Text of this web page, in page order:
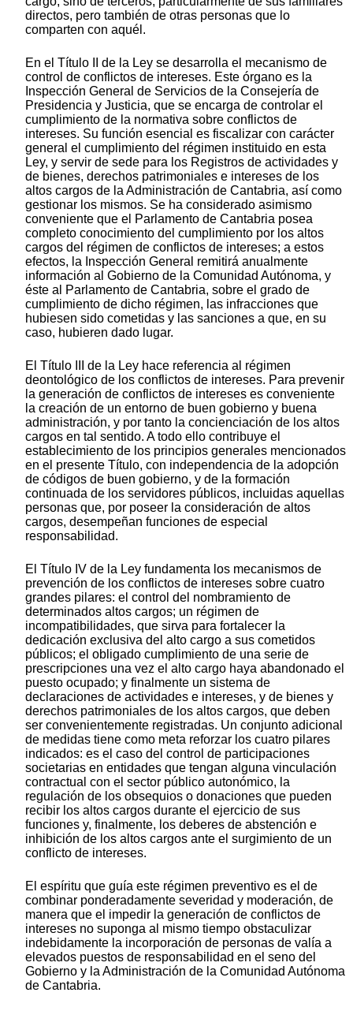
directos, pero también de otras personas que lo
comparten con aquél.
En el Título II de la Ley se desarrolla el mecanismo de
control de conflictos de intereses. Este órgano es la
Inspección General de Servicios de la Consejería de
Presidencia y Justicia, que se encarga de controlar el
cumplimiento de la normativa sobre conflictos de
intereses. Su función esencial es fiscalizar con carácter
general el cumplimiento del régimen instituido en esta
Ley, y servir de sede para los Registros de actividades y
de bienes, derechos patrimoniales e intereses de los
altos cargos de la Administración de Cantabria, así como
gestionar los mismos. Se ha considerado asimismo
conveniente que el Parlamento de Cantabria posea
completo conocimiento del cumplimiento por los altos
cargos del régimen de conflictos de intereses; a estos
efectos, la Inspección General remitirá anualmente
información al Gobierno de la Comunidad Autónoma, y
éste al Parlamento de Cantabria, sobre el grado de
cumplimiento de dicho régimen, las infracciones que
hubiesen sido cometidas y las sanciones a que, en su
caso, hubieren dado lugar.
El Título III de la Ley hace referencia al régimen
deontológico de los conflictos de intereses. Para prevenir
la generación de conflictos de intereses es conveniente
la creación de un entorno de buen gobierno y buena
administración, y por tanto la concienciación de los altos
cargos en tal sentido. A todo ello contribuye el
establecimiento de los principios generales mencionados
en el presente Título, con independencia de la adopción
de códigos de buen gobierno, y de la formación
continuada de los servidores públicos, incluidas aquellas
personas que, por poseer la consideración de altos
cargos, desempeñan funciones de especial
responsabilidad.
El Título IV de la Ley fundamenta los mecanismos de
prevención de los conflictos de intereses sobre cuatro
grandes pilares: el control del nombramiento de
determinados altos cargos; un régimen de
incompatibilidades, que sirva para fortalecer la
dedicación exclusiva del alto cargo a sus cometidos
públicos; el obligado cumplimiento de una serie de
prescripciones una vez el alto cargo haya abandonado el
puesto ocupado; y finalmente un sistema de
declaraciones de actividades e intereses, y de bienes y
derechos patrimoniales de los altos cargos, que deben
ser convenientemente registradas. Un conjunto adicional
de medidas tiene como meta reforzar los cuatro pilares
indicados: es el caso del control de participaciones
societarias en entidades que tengan alguna vinculación
contractual con el sector público autonómico, la
regulación de los obsequios o donaciones que pueden
recibir los altos cargos durante el ejercicio de sus
funciones y, finalmente, los deberes de abstención e
inhibición de los altos cargos ante el surgimiento de un
conflicto de intereses.
El espíritu que guía este régimen preventivo es el de
combinar ponderadamente severidad y moderación, de
manera que el impedir la generación de conflictos de
intereses no suponga al mismo tiempo obstaculizar
indebidamente la incorporación de personas de valía a
elevados puestos de responsabilidad en el seno del
Gobierno y la Administración de la Comunidad Autónoma
de Cantabria.